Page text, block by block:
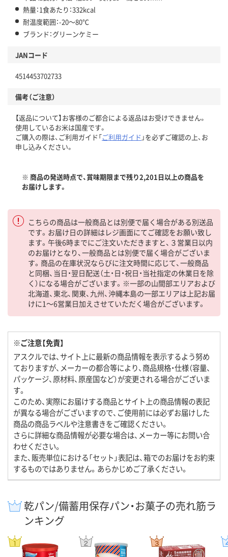
熱量：1食あたり：332kcal
耐温度範囲：-20～80℃
ブランド：グリーンケミー
JANコード
4514453702733
備考（ご注意）
【返品について】お客様のご都合による返品はお受けできません。
使用しているお米は国産です。
ご購入の際は、ご利用ガイド「ご利用ガイド 」を必ずご確認の上、お
申し込みください。
※ 商品の発送時点で、賞味期限まで残り2,201日以上の商品を
お届けします。
こちらの商品は一般商品とは別便で届く場合がある別送品
です。お届け日の詳細はレジ画面にてご確認をお願い致し
ます。午後6時までにご注文いただきますと、３営業日以内
のお届けとなり、一般商品とは別便で届く場合がございま
す。商品の在庫状況ならびに注文時間に応じて、一般商品
と同梱、当日・翌日配送（土・日・祝日・当社指定の休業日を除
く）になる場合がございます。※一部の山間部エリアおよび
北海道、東北、関東、九州、沖縄本島の一部エリアは上記お届
けに1～6営業日加えさせていただく場合がございます。
※ご注意【免責】
アスクルでは、サイト上に最新の商品情報を表示するよう努め
ておりますが、メーカーの都合等により、商品規格・仕様（容量、
パッケージ、原材料、原産国など）が変更される場合がございま
す。
このため、実際にお届けする商品とサイト上の商品情報の表記
が異なる場合がございますので、ご使用前には必ずお届けした
商品の商品ラベルや注意書きをご確認ください。
さらに詳細な商品情報が必要な場合は、メーカー等にお問い合
わせください。
また、販売単位における「セット」表記は、箱でのお届けをお約束
するものではありません。あらかじめご了承ください。
乾パン/備蓄用保存パン・お菓子の売れ筋ラ
ンキング